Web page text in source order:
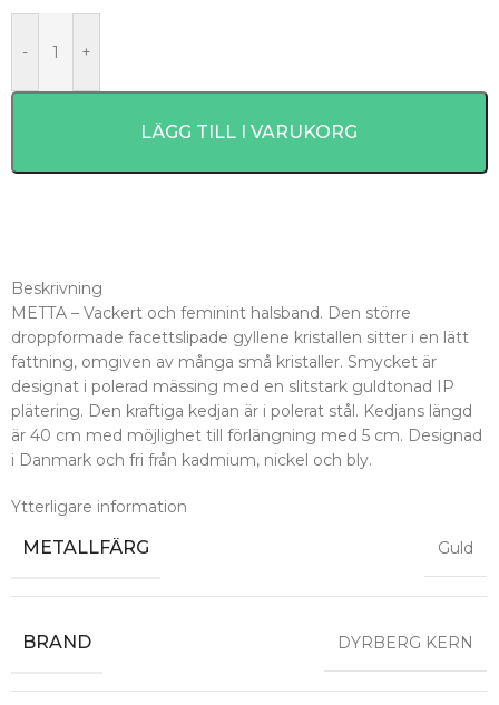
- +
LÄGG TILL I VARUKORG
Beskrivning
METTA – Vackert och feminint halsband. Den större
droppformade facettslipade gyllene kristallen sitter i en lätt
fattning, omgiven av många små kristaller. Smycket är
designat i polerad mässing med en slitstark guldtonad IP
plätering. Den kraftiga kedjan är i polerat stål. Kedjans längd
är 40 cm med möjlighet till förlängning med 5 cm. Designad
i Danmark och fri från kadmium, nickel och bly.
Ytterligare information
METALLFÄRG Guld
BRAND DYRBERG KERN